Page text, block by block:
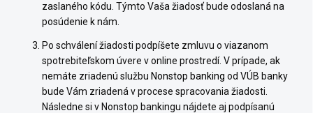
zaslaného kódu. Týmto Vaša žiadosť bude odoslaná na
posúdenie k nám.
Po schválení žiadosti podpíšete zmluvu o viazanom
spotrebiteľskom úvere v online prostredí. V prípade, ak
nemáte zriadenú službu Nonstop banking od VÚB banky
bude Vám zriadená v procese spracovania žiadosti.
Následne si v Nonstop bankingu nájdete aj podpísanú